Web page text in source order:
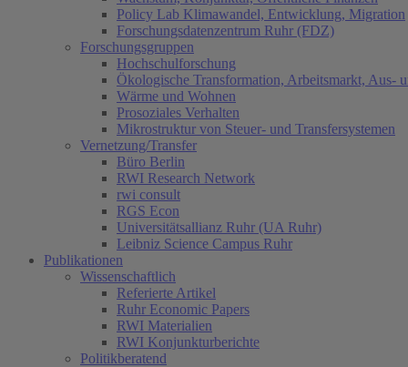
Policy Lab Klimawandel, Entwicklung, Migration
Forschungsdatenzentrum Ruhr (FDZ)
Forschungsgruppen
Hochschulforschung
Ökologische Transformation, Arbeitsmarkt, Aus-
Wärme und Wohnen
Prosoziales Verhalten
Mikrostruktur von Steuer- und Transfersystemen
Vernetzung/Transfer
Büro Berlin
RWI Research Network
rwi consult
RGS Econ
Universitätsallianz Ruhr (UA Ruhr)
Leibniz Science Campus Ruhr
Publikationen
Wissenschaftlich
Referierte Artikel
Ruhr Economic Papers
RWI Materialien
RWI Konjunkturberichte
Politikberatend